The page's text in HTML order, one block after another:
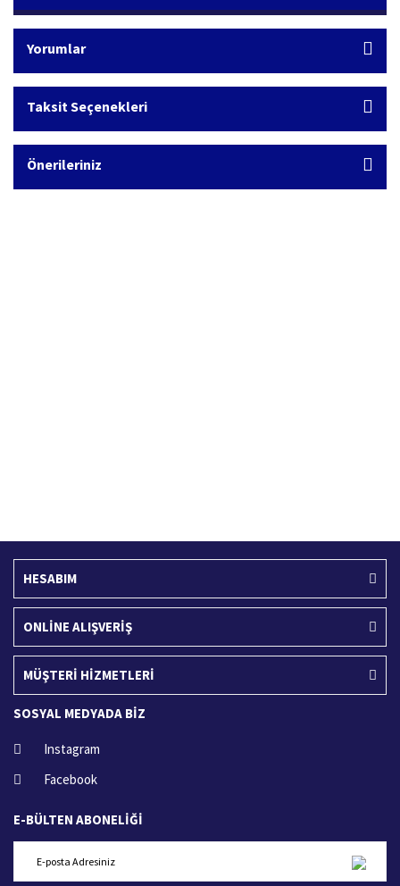
Yorumlar
Taksit Seçenekleri
Önerileriniz
HESABIM
ONLİNE ALIŞVERİŞ
MÜŞTERİ HİZMETLERİ
SOSYAL MEDYADA BİZ
Instagram
Facebook
E-BÜLTEN ABONELİĞİ